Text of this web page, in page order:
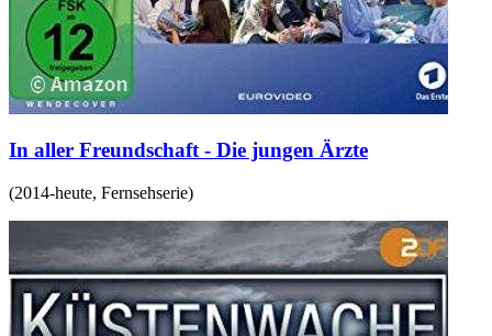
In aller Freundschaft - Die jungen Ärzte
(2014-heute, Fernsehserie)